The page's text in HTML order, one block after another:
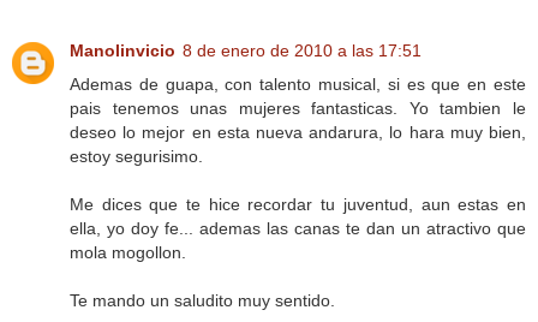
Manolinvicio 8 de enero de 2010 a las 17:51
Ademas de guapa, con talento musical, si es que en este
pais tenemos unas mujeres fantasticas. Yo tambien le
deseo lo mejor en esta nueva andarura, lo hara muy bien,
estoy segurisimo.
Me dices que te hice recordar tu juventud, aun estas en
ella, yo doy fe... ademas las canas te dan un atractivo que
mola mogollon.
Te mando un saludito muy sentido.